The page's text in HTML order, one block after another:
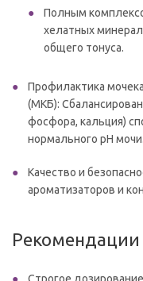
Полным
хелатных
общего тонуса.
Профилактика
(МКБ):
фосфора, кальция)
нормального pH мочи.
Качество и
ароматизаторов и